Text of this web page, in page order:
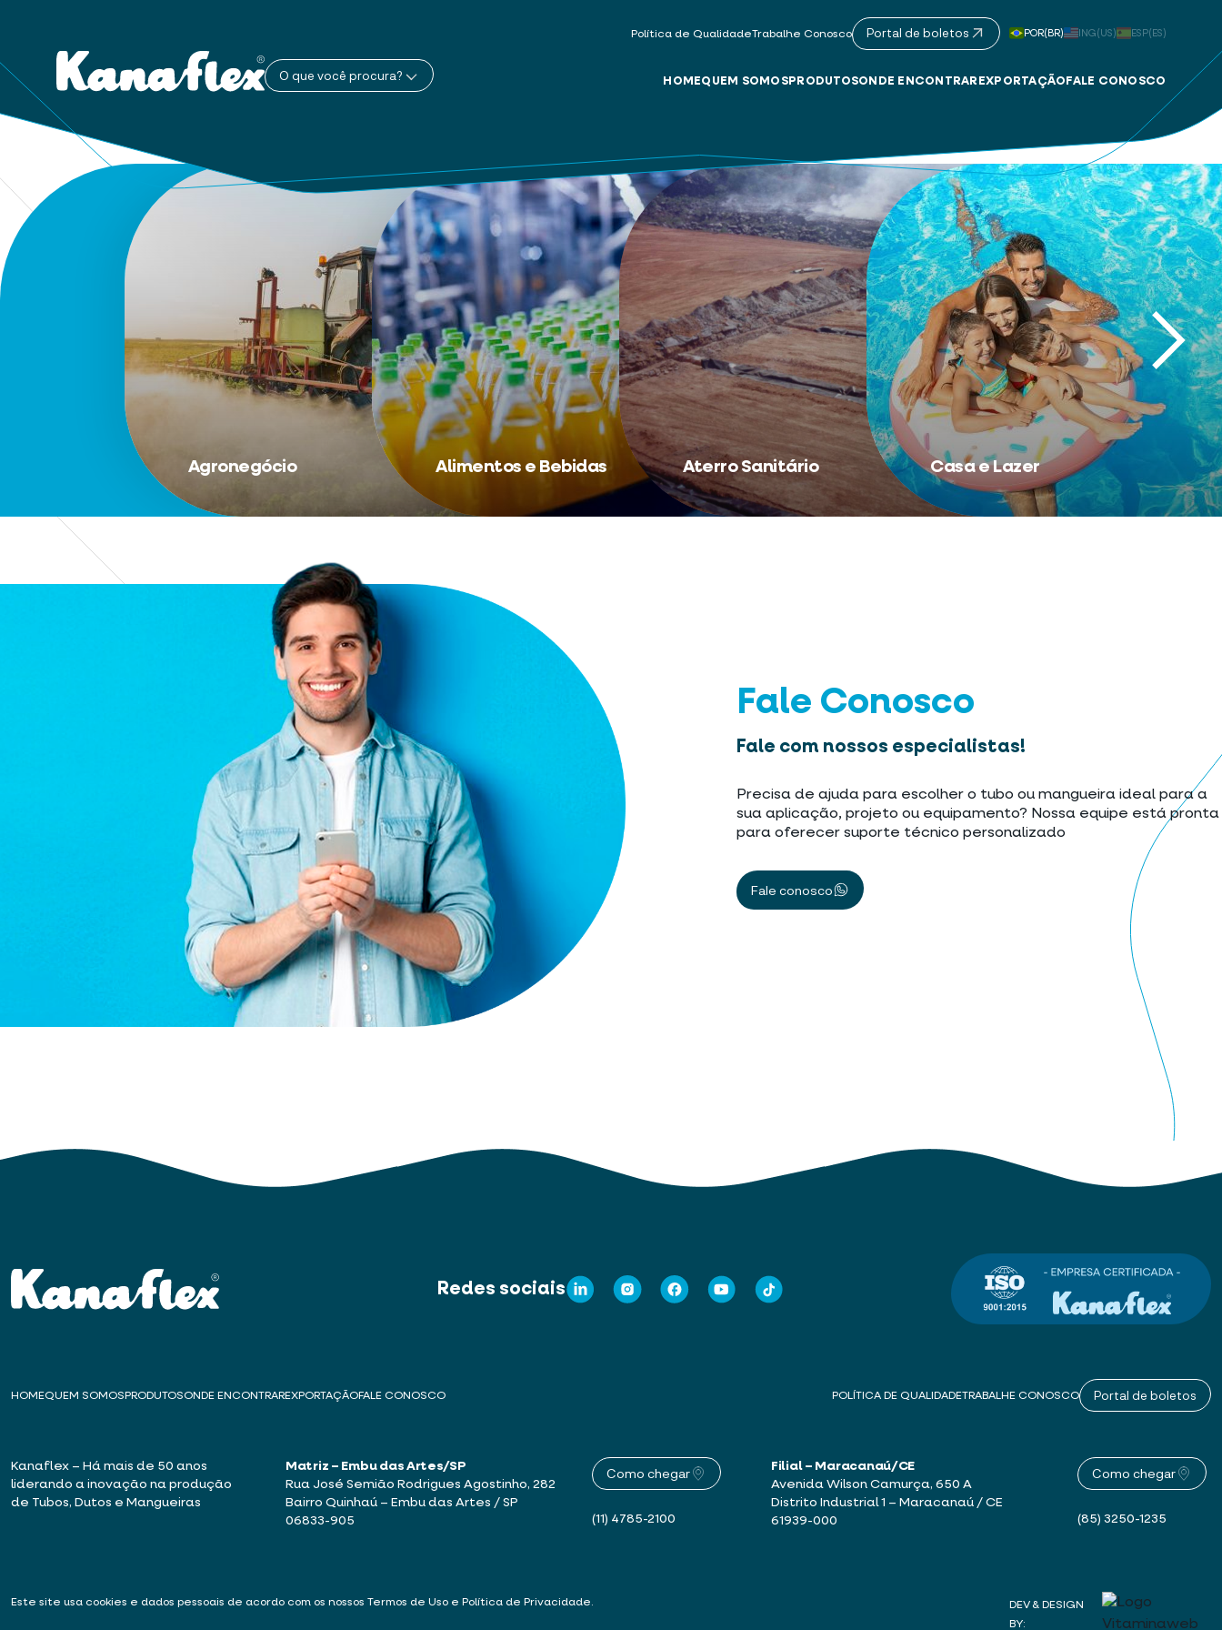
Política de QualidadeTrabalhe Conosco Portal de boletos POR(BR) ING(US) ESP(ES)
O que você procura? HOMEQUEM SOMOS PRODUTOSONDE ENCONTRAR EXPORTAÇÃO FALE CONOSCO
Agronegócio Alimentos e Bebidas Aterro Sanitário Casa e Lazer
Fale Conosco
Fale com nossos especialistas!
Precisa de ajuda para escolher o tubo ou mangueira ideal para a
sua aplicação, projeto ou equipamento? Nossa equipe está pronta
para oferecer suporte técnico personalizado
Fale conosco
Redes sociais
HOMEQUEM SOMOS PRODUTOSONDE ENCONTRAREXPORTAÇÃOFALE CONOSCO POLÍTICA DE QUALIDADETRABALHE CONOSCO Portal de boletos
Kanaflex – Há mais de 50 anos
liderando a inovação na produção
de Tubos, Dutos e Mangueiras
Matriz – Embu das Artes/SP
Rua José Semião Rodrigues Agostinho, 282
Bairro Quinhaú – Embu das Artes / SP
06833-905
Como chegar
(11) 4785-2100
Filial – Maracanaú/CE
Avenida Wilson Camurça, 650 A
Distrito Industrial 1 – Maracanaú / CE
61939-000
Como chegar
(85) 3250-1235
Este site usa cookies e dados pessoais de acordo com os nossos Termos de Uso e Política de Privacidade.
DEV & DESIGN
BY: